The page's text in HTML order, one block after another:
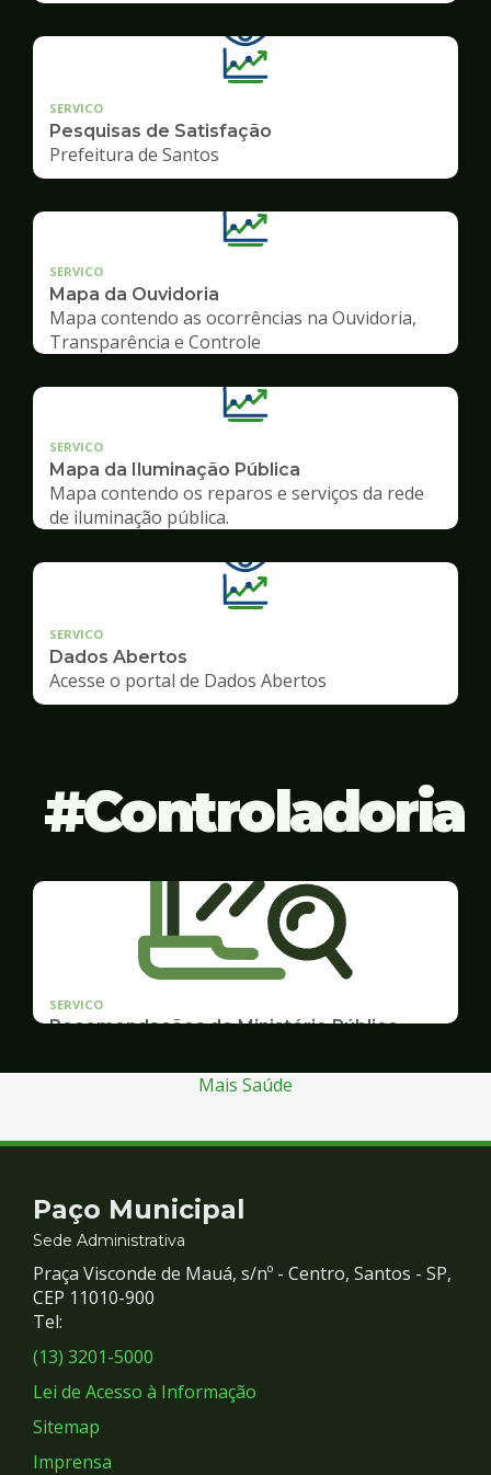
SERVICO
Pesquisas de Satisfação
Prefeitura de Santos
SERVICO
Mapa da Ouvidoria
Mapa contendo as ocorrências na Ouvidoria,
Transparência e Controle
SERVICO
Mapa da Iluminação Pública
Mapa contendo os reparos e serviços da rede
de iluminação pública.
SERVICO
Dados Abertos
Acesse o portal de Dados Abertos
Controladoria
SERVICO
Recomendações do Ministério Público
Mais Saúde
Contato
e
Redes
Sociais
Paço Municipal
Sede Administrativa
Praça Visconde de Mauá, s/nº - Centro, Santos - SP,
CEP 11010-900
Tel:
(13) 3201-5000
Lei de Acesso à Informação
Sitemap
Imprensa